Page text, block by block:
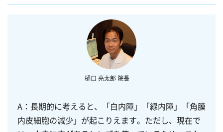
A：長期的に考えると、「白内障」「緑内障」「角膜
内皮細胞の減少」が起こりえます。ただし、 現在で